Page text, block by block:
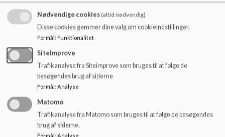
h
Mellem disse to ture skal valgfagsholdet udtænke og
udforske nye oplevelser sammen.
For at deltage kræves det,
kan svømme 300 meter.
Dette valgfag har ingen eksamen.
Birkhovedskolen
Nødvendige cookies(altid nødvendig)
Disse cookies gemmer dine valg om cookieindstillinger.
Formål: Funktionalitet
SiteImprove
Trafikanalyse fra Siteimprove som bruges til at følge de
besøgendes brug af siderne
Formål: Analyse
Matomo
Trafikanalyse fra Matomo som bruges til at følge de besøgendes
brug af siderne.
Formål: Analyse